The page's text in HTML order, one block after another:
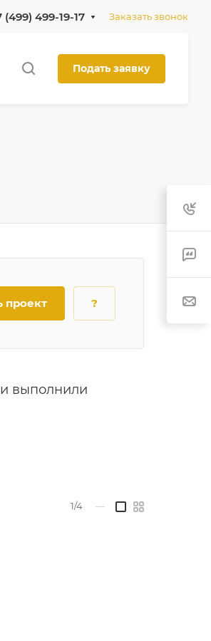
(499) 499-19-17 Заказать звонок
Подать заявку
проект ?
выполнили
1/4 —